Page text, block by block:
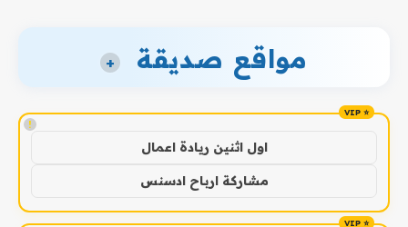
مواقع صديقة +
!
اول اثنين ريادة اعمال
مشاركة ارباح ادسنس